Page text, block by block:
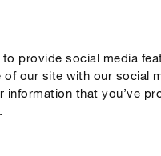
provide social media
our site with our social
that you’ve
Kontakt O